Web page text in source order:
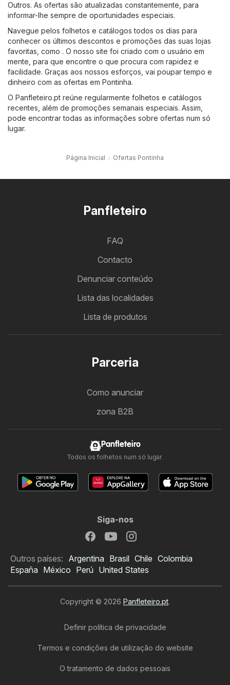
Outros. As ofertas são atualizadas constantemente, para
informar-lhe sempre de oportunidades especiais.
Navegue pelos folhetos e catálogos todos os dias para
conhecer os últimos descontos e promoções das suas lojas
favoritas, como . O nosso site foi criado com o usuário em
mente, para que encontre o que procura com rapidez e
facilidade. Graças aos nossos esforços, vai poupar tempo e
dinheiro com as ofertas em Pontinha.
O Panfleteiro.pt reúne regularmente folhetos e catálogos
recentes, além de promoções semanais especiais. Assim,
pode encontrar todas as informações sobre ofertas num só
lugar.
Página Inicial Ofertas Pontinha
Panfleteiro
FAQ
Contacto
Denunciar conteúdo
Lista das localidades
Lista de produtos
Parceria
Como anunciar
zona B2B
Panfleteiro
Todos os folhetos num só lugar.
Siga-nos
Outros países: Argentina Brasil Chile Colombia
España México Perú United States
Copyright © 2026 Panfleteiro.pt.
Definir política de privacidade
Termos e condições de utilização do website
O tratamento de dados pessoais